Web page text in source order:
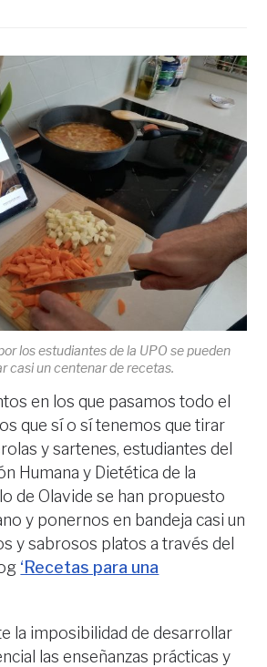
los estudiantes de la UPO se pueden
casi un centenar de recetas.
en los que pasamos todo el
que sí o sí tenemos que tirar
y sartenes, estudiantes del
Humana y Dietética de la
de Olavide se han propuesto
y ponernos en bandeja casi un
y sabrosos platos a través del
‘Recetas para una
la imposibilidad de desarrollar
las enseñanzas prácticas y